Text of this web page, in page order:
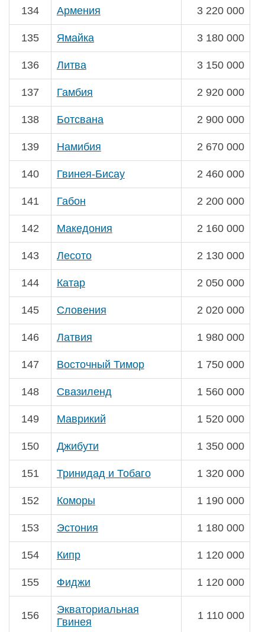
134 Армения 3 220 000
135 Ямайка 3 180 000
136 Литва 3 150 000
137 Гамбия 2 920 000
138 Ботсвана 2 900 000
139 Намибия 2 670 000
140 Гвинея-Бисау 2 460 000
141 Габон 2 200 000
142 Македония 2 160 000
143 Лесото 2 130 000
144 Катар 2 050 000
145 Словения 2 020 000
146 Латвия 1 980 000
147 Восточный Тимор 1 750 000
148 Свазиленд 1 560 000
149 Маврикий 1 520 000
150 Джибути 1 350 000
151 Тринидад и Тобаго 1 320 000
152 Коморы 1 190 000
153 Эстония 1 180 000
154 Кипр 1 120 000
155 Фиджи 1 120 000
156
Экваториальная
Гвинея
1 110 000